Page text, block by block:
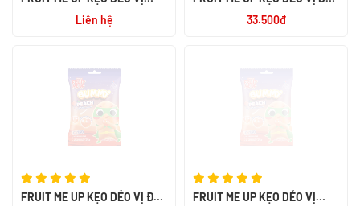
Liên hệ 33.500đ
FRUIT ME UP KẸO DẺO VỊ ĐÀO
FRUIT ME UP KẸO DẺO VỊ